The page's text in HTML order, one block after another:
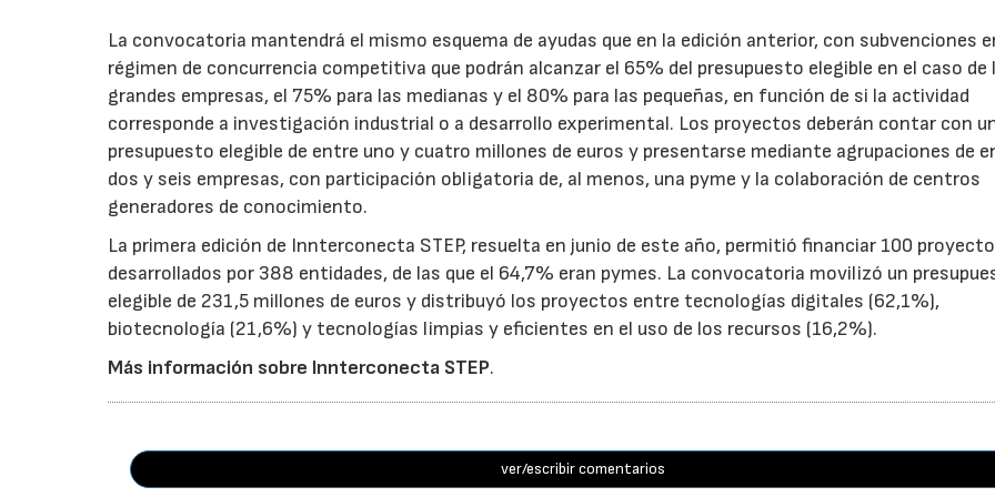
La convocatoria mantendrá el mismo esquema de ayudas que en la edición anterior, con subvenciones
régimen de concurrencia competitiva que podrán alcanzar el 65% del presupuesto elegible en el caso de
grandes empresas, el 75% para las medianas y el 80% para las pequeñas, en función de si la actividad
corresponde a investigación industrial o a desarrollo experimental. Los proyectos deberán contar con
presupuesto elegible de entre uno y cuatro millones de euros y presentarse mediante agrupaciones de
dos y seis empresas, con participación obligatoria de, al menos, una pyme y la colaboración de centros
generadores de conocimiento.
La primera edición de Innterconecta STEP, resuelta en junio de este año, permitió financiar 100
desarrollados por 388 entidades, de las que el 64,7% eran pymes. La convocatoria movilizó un
elegible de 231,5 millones de euros y distribuyó los proyectos entre tecnologías digitales (62,1%),
biotecnología (21,6%) y tecnologías limpias y eficientes en el uso de los recursos (16,2%).
Más información sobre Innterconecta STEP.
ver/escribir comentarios